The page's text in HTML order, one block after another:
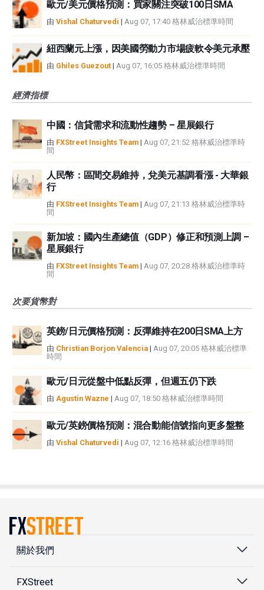
歐元/美元價格預測：買家關注突破100日SMA
由 Vishal Chaturvedi | Aug 07, 17:40 格林威治標準時間
紐西蘭元上漲，因美國勞動力市場疲軟令美元承壓
由 Ghiles Guezout | Aug 07, 16:05 格林威治標準時間
經濟指標
中國：信貸需求和流動性趨勢 – 星展銀行
由 FXStreet Insights Team | Aug 07, 21:52 格林威治標準時
間
人民幣：區間交易維持，兌美元基調看漲 - 大華銀
行
由 FXStreet Insights Team | Aug 07, 21:13 格林威治標準時
間
新加坡：國內生產總值（GDP）修正和預測上調 –
星展銀行
由 FXStreet Insights Team | Aug 07, 20:28 格林威治標準時
間
次要貨幣對
英鎊/日元價格預測：反彈維持在200日SMA上方
由 Christian Borjon Valencia | Aug 07, 20:05 格林威治標準
時間
歐元/日元從盤中低點反彈，但週五仍下跌
由 Agustin Wazne | Aug 07, 18:50 格林威治標準時間
歐元/英鎊價格預測：混合動能信號指向更多盤整
由 Vishal Chaturvedi | Aug 07, 12:16 格林威治標準時間
關於我們
FXStreet